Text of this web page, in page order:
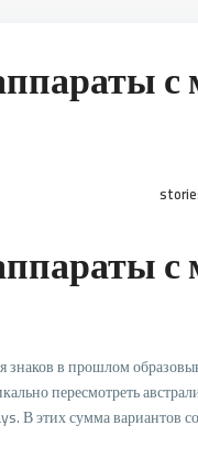
знаков в прошлом
пересмотреть
В этих сумма вариантов